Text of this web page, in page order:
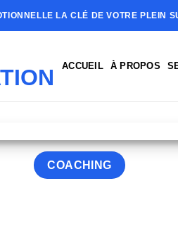
LA CLÉ DE VOTRE PLEIN
ACCUEIL À PROPOS
COACHING